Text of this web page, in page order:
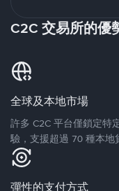
C2C 交易所的優
全球及本地市場
許多 C2C 平台僅鎖定特
驗，支援超過 70 種本地
彈性的支付方式